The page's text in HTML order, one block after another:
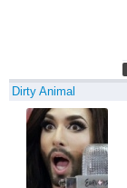
Dirty Animal